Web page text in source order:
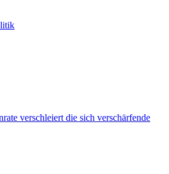
verschleiert die sich verschärfende